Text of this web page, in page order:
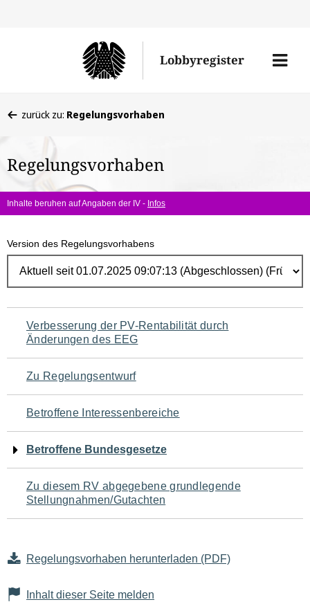
Lobbyregister
Menü
befinden
hier:
zurück zu: Regelungsvorhaben
Regelungsvorhaben
Inhalte beruhen auf Angaben der IV - Infos
Version des Regelungsvorhabens
Navigation
für
den
Seiteninhalt
Verbesserung der PV-Rentabilität durch
Änderungen des EEG
Zu Regelungsentwurf
Betroffene Interessenbereiche
Betroffene Bundesgesetze
Zu diesem RV abgegebene grundlegende
Stellungnahmen/Gutachten
Regelungsvorhaben herunterladen (PDF)
Inhalt dieser Seite melden